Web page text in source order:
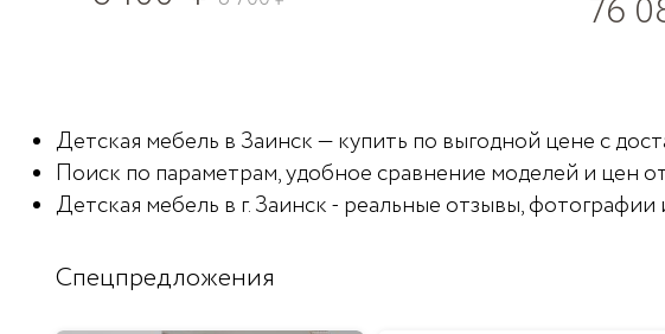
76
Детская мебель в Заинск — купить по выгодной цене с
Поиск по параметрам, удобное сравнение моделей и цен
Детская мебель в г. Заинск - реальные отзывы,
Спецпредложения